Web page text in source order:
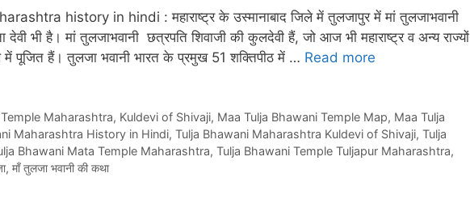
history in hindi : महाराष्ट्र के उस्मानाबाद जिले में तुलजापुर में मां तुलजाभवानी
देवी भी है। मां तुलजाभवानी छत्रपति शिवाजी की कुलदेवी हैं, जो आज भी महाराष्ट्र व अन्य राज्यों
पूजित हैं। तुलजा भवानी भारत के प्रमुख 51 शक्तिपीठ में … Read more
Maharashtra, Kuldevi of Shivaji, Maa Tulja Bhawani Temple Map, Maa Tulja
Maharashtra History in Hindi, Tulja Bhawani Maharashtra Kuldevi of Shivaji, Tulja
Bhawani Mata Temple Maharashtra, Tulja Bhawani Temple Tuljapur Maharashtra,
, माँ तुलजा भवानी की कथा